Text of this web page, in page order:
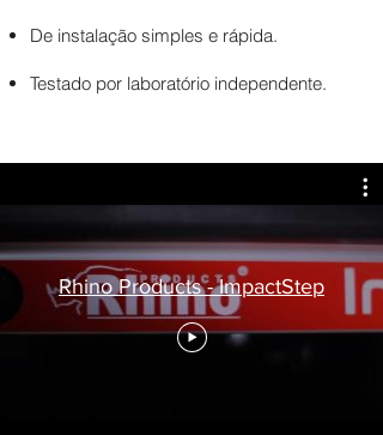
De instalação simples e rápida.
Testado por laboratório independente.
Rhino Products - ImpactStep